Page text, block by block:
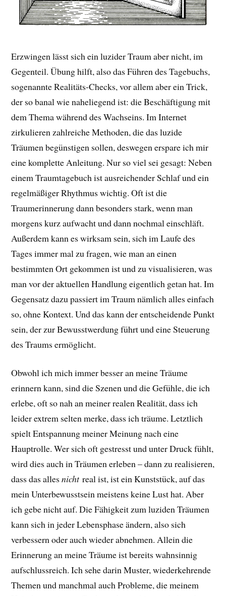
Erzwingen lässt sich ein luzider Traum aber nicht, im
Gegenteil. Übung hilft, also das Führen des Tagebuchs,
sogenannte Realitäts-Checks, vor allem aber ein Trick,
der so banal wie naheliegend ist: die Beschäftigung mit
dem Thema während des Wachseins. Im Internet
zirkulieren zahlreiche Methoden, die das luzide
Träumen begünstigen sollen, deswegen erspare ich mir
eine komplette Anleitung. Nur so viel sei gesagt: Neben
einem Traumtagebuch ist ausreichender Schlaf und ein
regelmäßiger Rhythmus wichtig. Oft ist die
Traumerinnerung dann besonders stark, wenn man
morgens kurz aufwacht und dann nochmal einschläft.
Außerdem kann es wirksam sein, sich im Laufe des
Tages immer mal zu fragen, wie man an einen
bestimmten Ort gekommen ist und zu visualisieren, was
man vor der aktuellen Handlung eigentlich getan hat. Im
Gegensatz dazu passiert im Traum nämlich alles einfach
so, ohne Kontext. Und das kann der entscheidende Punkt
sein, der zur Bewusstwerdung führt und eine Steuerung
des Traums ermöglicht.
Obwohl ich mich immer besser an meine Träume
erinnern kann, sind die Szenen und die Gefühle, die ich
erlebe, oft so nah an meiner realen Realität, dass ich
leider extrem selten merke, dass ich träume. Letztlich
spielt Entspannung meiner Meinung nach eine
Hauptrolle. Wer sich oft gestresst und unter Druck fühlt,
wird dies auch in Träumen erleben – dann zu realisieren,
dass das allesnichtreal ist, ist ein Kunststück, auf das
mein Unterbewusstsein meistens keine Lust hat. Aber
ich gebe nicht auf. Die Fähigkeit zum luziden Träumen
kann sich in jeder Lebensphase ändern, also sich
verbessern oder auch wieder abnehmen. Allein die
Erinnerung an meine Träume ist bereits wahnsinnig
aufschlussreich. Ich sehe darin Muster, wiederkehrende
Themen und manchmal auch Probleme, die meinem